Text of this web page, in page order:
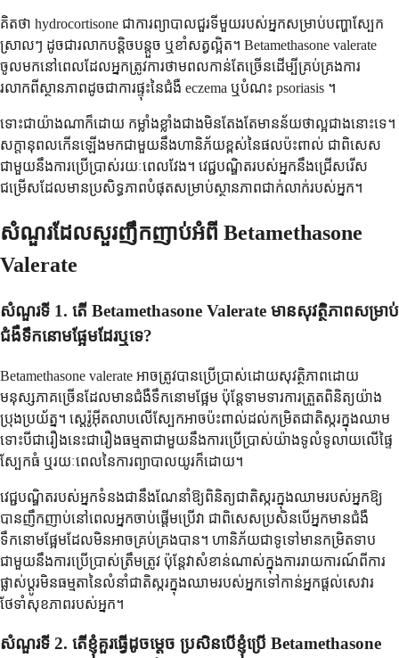
គិតថា hydrocortisone ជាការព្យាបាលជួរទីមួយរបស់អ្នកសម្រាប់បញ្ហាស្បែក
ស្រាលៗ ដូចជារលាកបន្តិចបន្តួច ឬខាំសត្វល្អិត។ Betamethasone valerate
ចូលមកនៅពេលដែលអ្នកត្រូវការថាមពលកាន់តែច្រើនដើម្បីគ្រប់គ្រងការ
រលាកពីស្ថានភាពដូចជាការផ្ទុះនៃជំងឺ eczema ឬបំណះ psoriasis ។
ទោះជាយ៉ាងណាក៏ដោយ កម្លាំងខ្លាំងជាងមិនតែងតែមានន័យថាល្អជាងនោះទេ។
សក្តានុពលកើនឡើងមកជាមួយនឹងហានិភ័យខ្ពស់នៃផលប៉ះពាល់ ជាពិសេស
ជាមួយនឹងការប្រើប្រាស់រយៈពេលវែង។ វេជ្ជបណ្ឌិតរបស់អ្នកនឹងជ្រើសរើស
ជម្រើសដែលមានប្រសិទ្ធភាពបំផុតសម្រាប់ស្ថានភាពជាក់លាក់របស់អ្នក។
សំណួរដែលសួរញឹកញាប់អំពី Betamethasone
Valerate
សំណួរទី 1. តើ Betamethasone Valerate មានសុវត្ថិភាពសម្រាប់
ជំងឺទឹកនោមផ្អែមដែរឬទេ?
Betamethasone valerate អាចត្រូវបានប្រើប្រាស់ដោយសុវត្ថិភាពដោយ
មនុស្សភាគច្រើនដែលមានជំងឺទឹកនោមផ្អែម ប៉ុន្តែទាមទារការត្រួតពិនិត្យយ៉ាង
ប្រុងប្រយ័ត្ន។ ស្តេរ៉ូអ៊ីតលាបលើស្បែកអាចប៉ះពាល់ដល់កម្រិតជាតិស្ករក្នុងឈាម
ទោះបីជារឿងនេះជារឿងធម្មតាជាមួយនឹងការប្រើប្រាស់យ៉ាងទូលំទូលាយលើផ្ទៃ
ស្បែកធំ ឬរយៈពេលនៃការព្យាបាលយូរក៏ដោយ។
វេជ្ជបណ្ឌិតរបស់អ្នកទំនងជានឹងណែនាំឱ្យពិនិត្យជាតិស្ករក្នុងឈាមរបស់អ្នកឱ្យ
បានញឹកញាប់នៅពេលអ្នកចាប់ផ្តើមប្រើវា ជាពិសេសប្រសិនបើអ្នកមានជំងឺ
ទឹកនោមផ្អែមដែលមិនអាចគ្រប់គ្រងបាន។ ហានិភ័យជាទូទៅមានកម្រិតទាប
ជាមួយនឹងការប្រើប្រាស់ត្រឹមត្រូវ ប៉ុន្តែវាសំខាន់ណាស់ក្នុងការរាយការណ៍ពីការ
ផ្លាស់ប្តូរមិនធម្មតានៃលំនាំជាតិស្ករក្នុងឈាមរបស់អ្នកទៅកាន់អ្នកផ្តល់សេវារ
ថែទាំសុខភាពរបស់អ្នក។
សំណួរទី 2. តើខ្ញុំគួរធ្វើដូចម្តេច ប្រសិនបើខ្ញុំប្រើ Betamethasone